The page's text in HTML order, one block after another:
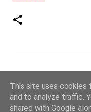
o
m
e
This site uses cookies
and to analyze traffic.
shared with Google